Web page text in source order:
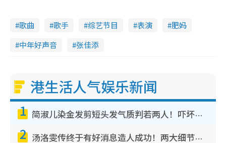
歌曲 歌手 综艺节目 表演
肥妈
中年好声音
张佳添
港生活人气娱乐新闻
1 简淑儿染金发剪短头发气质判若两人！吓坏老公麦大力都认不出：“你做什么？”
2 汤洛雯传终于有好消息造人成功！两大细节曝孕味极浓引猜测：大肚婆先会咁！